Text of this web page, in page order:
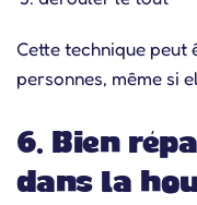
Cette technique peut
personnes, même si
6. Bien
dans la